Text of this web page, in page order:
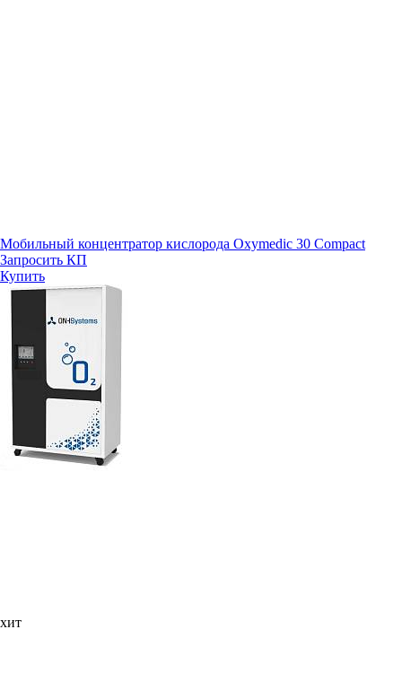
Мобильный концентратор кислорода Oxymedic 30 Compact
Запросить КП
Купить
хит